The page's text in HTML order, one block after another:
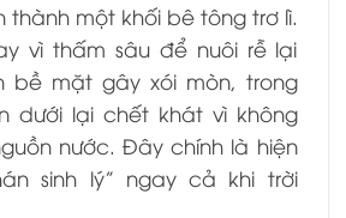
thành một khối bê tông trơ lì.
vì thấm sâu để nuôi rễ lại
bề mặt gây xói mòn, trong
dưới lại chết khát vì không
nước. Đây chính là hiện
sinh lý” ngay cả khi trời